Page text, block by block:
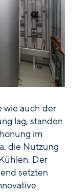
wie auch der
lag, standen
im
die Nutzung
Der
setzten